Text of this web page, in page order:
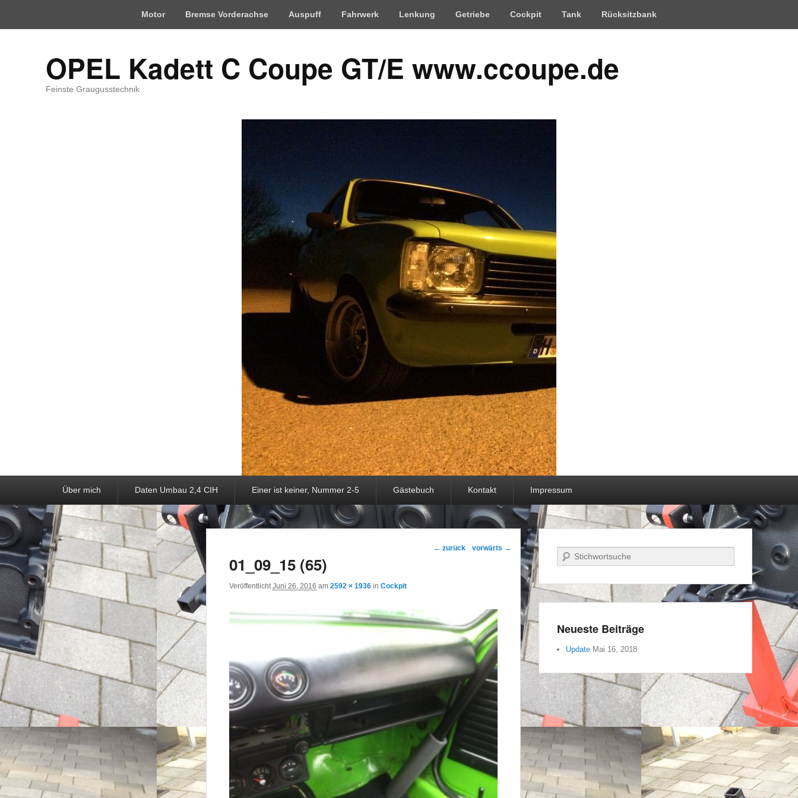
Motor Bremse Vorderachse Auspuff Fahrwerk Lenkung Getriebe Cockpit Tank Rücksitzbank
OPEL Kadett C Coupe GT/E www.ccoupe.de
Feinste Graugusstechnik
Über mich Daten Umbau 2,4 CIH Einer ist keiner, Nummer 2-5 Gästebuch Kontakt Impressum
Bild-Navigation
← zurück vorwärts →
01_09_15 (65)
Veröffentlicht Juni 26, 2016 am 2592 × 1936 in Cockpit
Suche
Neueste Beiträge
Update Mai 16, 2018